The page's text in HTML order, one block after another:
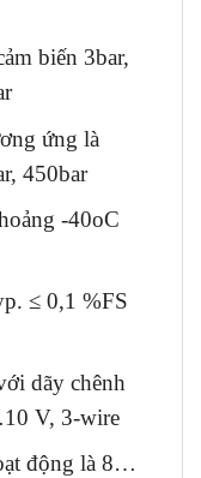
biến 3bar,
ứng là
450bar
-40oC
≤ 0,1 %FS
dãy chênh
V, 3-wire
động là 8…